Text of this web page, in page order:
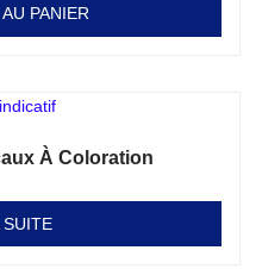
PANIER
À Coloration
SUITE